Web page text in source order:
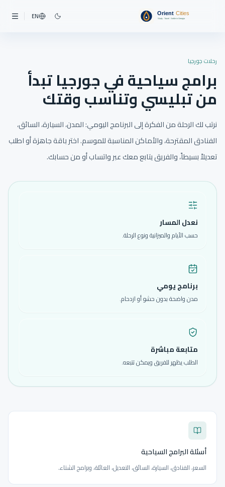
EN
رحلات جورجيا
برامج سياحية في جورجيا تبدأ
من تبليسي وتناسب وقتك
نرتب لك الرحلة من الفكرة إلى البرنامج اليومي: المدن، السيارة، السائق،
الفنادق المقترحة، والأماكن المناسبة للموسم. اختر باقة جاهزة أو اطلب
تعديلاً بسيطاً، والفريق يتابع معك عبر واتساب أو من حسابك.
نعدل المسار
حسب الأيام والميزانية ونوع الرحلة.
برنامج يومي
مدن واضحة بدون حشو أو ازدحام.
متابعة مباشرة
الطلب يظهر للفريق ويمكن تتبعه.
أسئلة البرامج السياحية
السعر، الفنادق، السيارة، السائق، التعديل، العائلة، وبرامج الشتاء.